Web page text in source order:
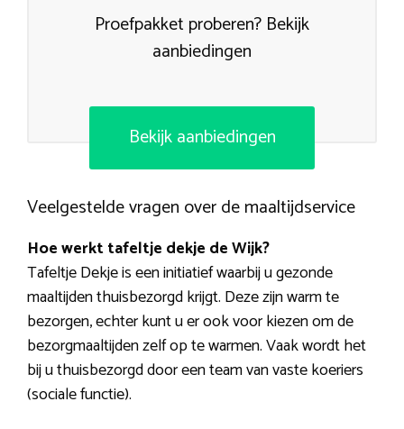
Proefpakket proberen? Bekijk
aanbiedingen
Bekijk aanbiedingen
Veelgestelde vragen over de maaltijdservice
Hoe werkt tafeltje dekje de Wijk?
Tafeltje Dekje is een initiatief waarbij u gezonde
maaltijden thuisbezorgd krijgt. Deze zijn warm te
bezorgen, echter kunt u er ook voor kiezen om de
bezorgmaaltijden zelf op te warmen. Vaak wordt het
bij u thuisbezorgd door een team van vaste koeriers
(sociale functie).